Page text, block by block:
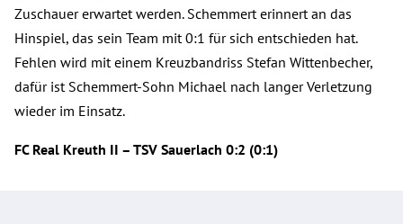
Zuschauer erwartet werden. Schemmert erinnert an das
Hinspiel, das sein Team mit 0:1 für sich entschieden hat.
Fehlen wird mit einem Kreuzbandriss Stefan Wittenbecher,
dafür ist Schemmert-Sohn Michael nach langer Verletzung
wieder im Einsatz.
FC Real Kreuth II – TSV Sauerlach 0:2 (0:1)